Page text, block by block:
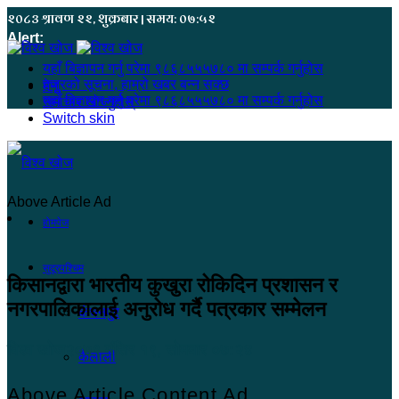
२०८३ श्रावण २२, शुक्रबार | समय: ०७:५२
Alert:
यहाँ बिज्ञापन गर्नु परेमा ९८६८५५५७८० मा सम्पर्क गर्नुहोस
हजुरको सूचना, हाम्रो खबर बन्न सक्छ
यहाँ बिज्ञापन गर्नु परेमा ९८६८५५५७८० मा सम्पर्क गर्नुहोस
मेनू
समाचार खोज्नुहोस्
Switch skin
होमपेज
सुदूरपश्चिम
कंचनपुर
कैलाली
Above Article Ad
किसानद्वारा भारतीय कुखुरा रोकिदिन प्रशासन र
नगरपालिकालाई अनुरोध गर्दै पत्रकार सम्मेलन
२०७९ मंसिर १९, सोमबार ०७:२४